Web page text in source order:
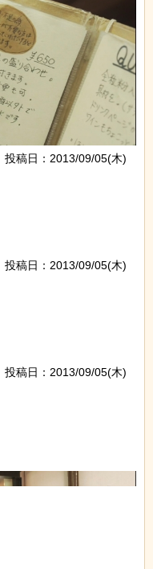
投稿日：2013/09/05(木)
投稿日：2013/09/05(木)
投稿日：2013/09/05(木)